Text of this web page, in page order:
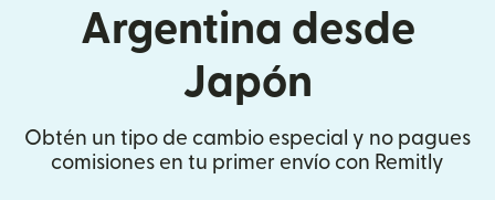
Argentina desde
Japón
Obtén un tipo de cambio especial y no pagues
comisiones en tu primer envío con Remitly